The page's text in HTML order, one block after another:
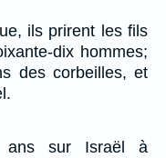
ils prirent les fils
dix hommes;
des corbeilles, et
ans sur Israël à